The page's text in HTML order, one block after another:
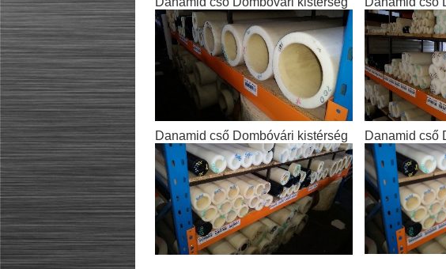
Danamid cső Dombóvári kistérség Danamid cső